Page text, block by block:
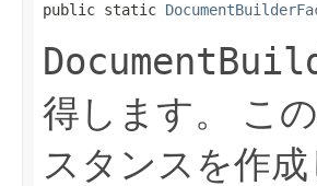
public static
得します。
こ
スタンスを作成